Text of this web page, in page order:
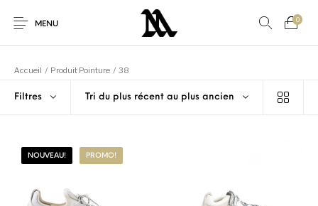
MENU
0
Nouveau! Pour Lui
Accueil / Produit Pointure / 38
Filtres Tri du plus récent au plus ancien
NOUVEAU! PROMO!